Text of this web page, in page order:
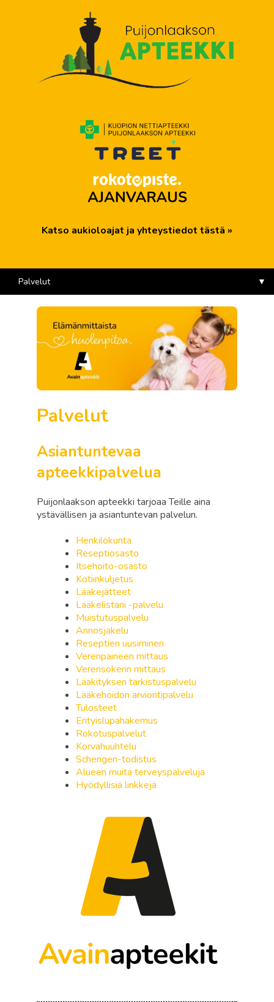
Puijonlaakson apteekki
Katso aukioloajat ja yhteystiedot tästä »
Palvelut
Palvelut
Asiantuntevaa
apteekkipalvelua
Puijonlaakson apteekki tarjoaa Teille aina
ystävällisen ja asiantuntevan palvelun.
Henkilökunta
Reseptiosasto
Itsehoito-osasto
Kotiinkuljetus
Lääkejätteet
Lääkelistani -palvelu
Muistutuspalvelu
Annosjakelu
Reseptien uusiminen
Verenpaineen mittaus
Verensokerin mittaus
Lääkityksen tarkistuspalvelu
Lääkehoidon arviontipalvelu
Tulosteet
Erityislupahakemus
Rokotuspalvelut
Korvahuuhtelu
Schengen-todistus
Alueen muita terveyspalveluja
Hyödyllisiä linkkejä